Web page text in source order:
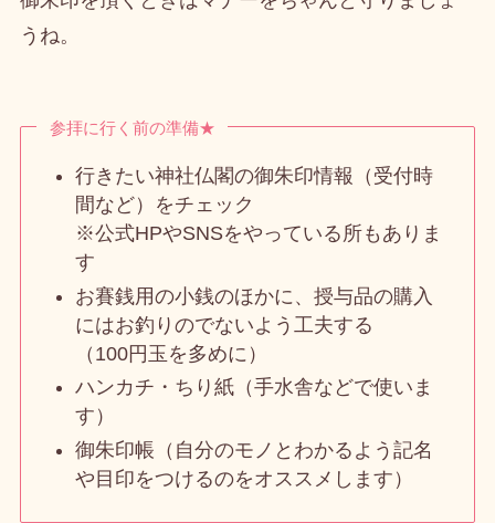
うね。
参拝に行く前の準備★
行きたい神社仏閣の御朱印情報（受付時
間など）をチェック
※公式HPやSNSをやっている所もありま
す
お賽銭用の小銭のほかに、授与品の購入
にはお釣りのでないよう工夫する
（100円玉を多めに）
ハンカチ・ちり紙（手水舎などで使いま
す）
御朱印帳（自分のモノとわかるよう記名
や目印をつけるのをオススメします）